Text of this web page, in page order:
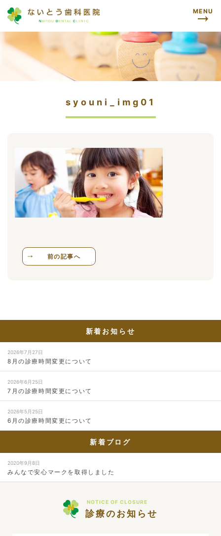
MENU
syouni_img01
前の記事へ
新着お知らせ
2026年7月27日
8月の診療時間変更について
2026年6月25日
7月の診療時間変更について
2026年5月25日
6月の診療時間変更について
新着ブログ
2020年9月8日
みんなで安心マークを取得しました
NOTICE OF CLOSURE
診療のお知らせ